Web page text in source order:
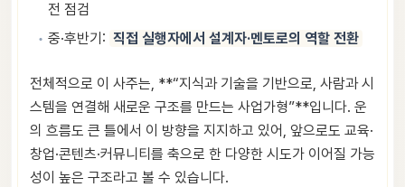
전 점검
중·후반기: 직접 실행자에서 설계자·멘토로의 역할 전환
전체적으로 이 사주는, **“지식과 기술을 기반으로, 사람과 시
스템을 연결해 새로운 구조를 만드는 사업가형”**입니다. 운
의 흐름도 큰 틀에서 이 방향을 지지하고 있어, 앞으로도 교육·
창업·콘텐츠·커뮤니티를 축으로 한 다양한 시도가 이어질 가능
성이 높은 구조라고 볼 수 있습니다.